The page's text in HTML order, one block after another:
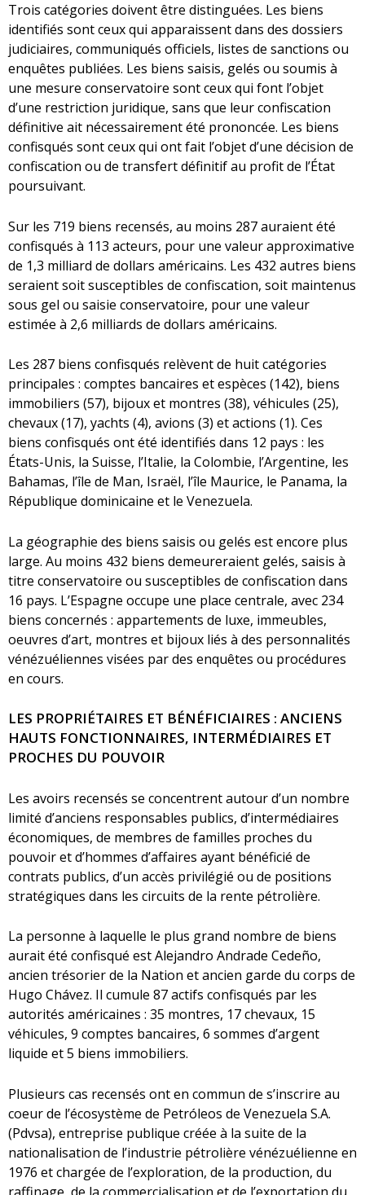
Trois catégories doivent être distinguées. Les biens
identifiés sont ceux qui apparaissent dans des dossiers
judiciaires, communiqués officiels, listes de sanctions ou
enquêtes publiées. Les biens saisis, gelés ou soumis à
une mesure conservatoire sont ceux qui font l’objet
d’une restriction juridique, sans que leur confiscation
définitive ait nécessairement été prononcée. Les biens
confisqués sont ceux qui ont fait l’objet d’une décision de
confiscation ou de transfert définitif au profit de l’État
poursuivant.
Sur les 719 biens recensés, au moins 287 auraient été
confisqués à 113 acteurs, pour une valeur approximative
de 1,3 milliard de dollars américains. Les 432 autres biens
seraient soit susceptibles de confiscation, soit maintenus
sous gel ou saisie conservatoire, pour une valeur
estimée à 2,6 milliards de dollars américains.
Les 287 biens confisqués relèvent de huit catégories
principales : comptes bancaires et espèces (142), biens
immobiliers (57), bijoux et montres (38), véhicules (25),
chevaux (17), yachts (4), avions (3) et actions (1). Ces
biens confisqués ont été identifiés dans 12 pays : les
États-Unis, la Suisse, l’Italie, la Colombie, l’Argentine, les
Bahamas, l’île de Man, Israël, l’île Maurice, le Panama, la
République dominicaine et le Venezuela.
La géographie des biens saisis ou gelés est encore plus
large. Au moins 432 biens demeureraient gelés, saisis à
titre conservatoire ou susceptibles de confiscation dans
16 pays. L’Espagne occupe une place centrale, avec 234
biens concernés : appartements de luxe, immeubles,
oeuvres d’art, montres et bijoux liés à des personnalités
vénézuéliennes visées par des enquêtes ou procédures
en cours.
LES PROPRIÉTAIRES ET BÉNÉFICIAIRES : ANCIENS
HAUTS FONCTIONNAIRES, INTERMÉDIAIRES ET
PROCHES DU POUVOIR
Les avoirs recensés se concentrent autour d’un nombre
limité d’anciens responsables publics, d’intermédiaires
économiques, de membres de familles proches du
pouvoir et d’hommes d’affaires ayant bénéficié de
contrats publics, d’un accès privilégié ou de positions
stratégiques dans les circuits de la rente pétrolière.
La personne à laquelle le plus grand nombre de biens
aurait été confisqué est Alejandro Andrade Cedeño,
ancien trésorier de la Nation et ancien garde du corps de
Hugo Chávez. Il cumule 87 actifs confisqués par les
autorités américaines : 35 montres, 17 chevaux, 15
véhicules, 9 comptes bancaires, 6 sommes d’argent
liquide et 5 biens immobiliers.
Plusieurs cas recensés ont en commun de s’inscrire au
coeur de l’écosystème de Petróleos de Venezuela S.A.
(Pdvsa), entreprise publique créée à la suite de la
nationalisation de l’industrie pétrolière vénézuélienne en
1976 et chargée de l’exploration, de la production, du